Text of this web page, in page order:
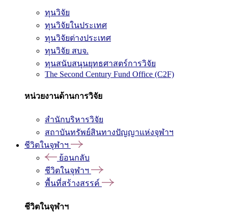
ทุนวิจัย
ทุนวิจัยในประเทศ
ทุนวิจัยต่างประเทศ
ทุนวิจัย สบจ.
ทุนสนับสนุนยุทธศาสตร์การวิจัย
The Second Century Fund Office (C2F)
หน่วยงานด้านการวิจัย
สำนักบริหารวิจัย
สถาบันทรัพย์สินทางปัญญาแห่งจุฬาฯ
ชีวิตในจุฬาฯ
ย้อนกลับ
ชีวิตในจุฬาฯ
พื้นที่สร้างสรรค์
ชีวิตในจุฬาฯ